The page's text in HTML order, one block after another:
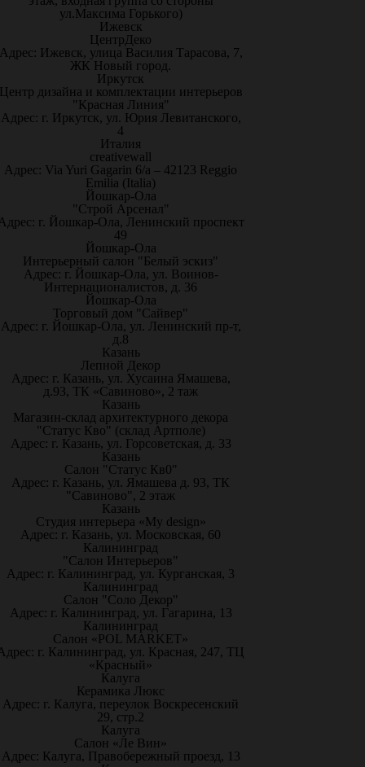
ул.Максима Горького)
Ижевск
ЦентрДеко
Ижевск, улица Василия Тарасова, 7,
ЖК Новый город.
Иркутск
дизайна и комплектации интерьеров
"Красная Линия"
Адрес: г. Иркутск, ул. Юрия Левитанского,
4
Италия
creativewall
Адрес: Via Yuri Gagarin 6/a – 42123 Reggio
Emilia (Italia)
Йошкар-Ола
"Строй Арсенал"
г. Йошкар-Ола, Ленинский проспект
49
Йошкар-Ола
Интерьерный салон "Белый эскиз"
Адрес: г. Йошкар-Ола, ул. Воинов-
Интернационалистов, д. 36
Йошкар-Ола
Торговый дом "Сайвер"
Адрес: г. Йошкар-Ола, ул. Ленинский пр-т,
д.8
Казань
Лепной Декор
Адрес: г. Казань, ул. Хусаина Ямашева,
д.93, ТК «Савиново», 2 таж
Казань
Магазин-склад архитектурного декора
"Статус Кво" (склад Артполе)
Адрес: г. Казань, ул. Горсоветская, д. 33
Казань
Салон "Статус Кв0"
Адрес: г. Казань, ул. Ямашева д. 93, ТК
"Савиново", 2 этаж
Казань
Студия интерьера «My design»
Адрес: г. Казань, ул. Московская, 60
Калининград
"Салон Интерьеров"
Адрес: г. Калининград, ул. Курганская, 3
Калининград
Салон "Соло Декор"
Адрес: г. Калининград, ул. Гагарина, 13
Калининград
Салон «POL MARKET»
г. Калининград, ул. Красная, 247, ТЦ
«Красный»
Калуга
Керамика Люкс
Адрес: г. Калуга, переулок Воскресенский
29, стр.2
Калуга
Салон «Ле Вин»
Адрес: Калуга, Правобережный проезд, 13